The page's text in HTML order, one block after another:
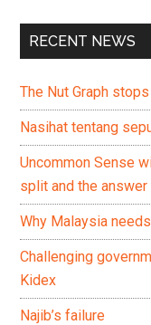
RECENT NEWS
The Nut Graph
Nasihat tentang
Uncommon Sense
split and the
Why Malaysia
Challenging
Kidex
Najib’s failure